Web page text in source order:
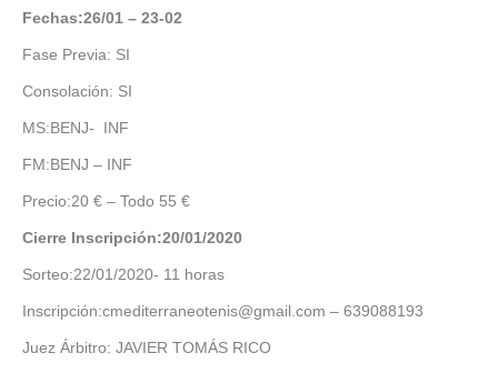
Fechas:26/01 – 23-02
Fase Previa: SI
Consolación: SI
MS:BENJ- INF
FM:BENJ – INF
Precio:20 € – Todo 55 €
Cierre Inscripción:20/01/2020
Sorteo:22/01/2020- 11 horas
Inscripción:cmediterraneotenis@gmail.com – 639088193
Juez Árbitro: JAVIER TOMÁS RICO